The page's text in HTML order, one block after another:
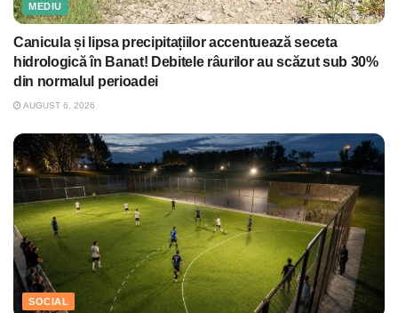
MEDIU
Canicula și lipsa precipitațiilor accentuează seceta
hidrologică în Banat! Debitele râurilor au scăzut sub 30%
din normalul perioadei
AUGUST 6, 2026
SOCIAL